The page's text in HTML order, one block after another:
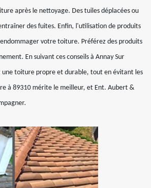
après le nettoyage. Des tuiles déplacées ou
des fuites. Enfin, l'utilisation de produits
votre toiture. Préférez des produits
En suivant ces conseils à Annay Sur
une toiture propre et durable, tout en évitant les
à 89310 mérite le meilleur, et Ent. Aubert &